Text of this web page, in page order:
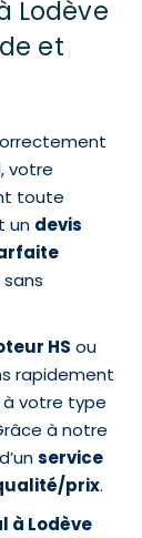
Lodève
et
votre
toute
un devis
HS ou
rapidement
votre type
à notre
service
prix.
à Lodève